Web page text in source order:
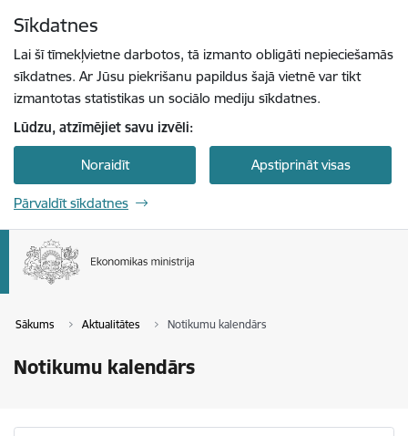
Sīkdatnes
Lai šī tīmekļvietne darbotos, tā izmanto obligāti nepieciešamās
sīkdatnes. Ar Jūsu piekrišanu papildus šajā vietnē var tikt
izmantotas statistikas un sociālo mediju sīkdatnes.
Lūdzu, atzīmējiet savu izvēli:
Noraidīt Apstiprināt visas
Pārvaldīt sīkdatnes
Sākums Aktualitātes Notikumu kalendārs
Notikumu kalendārs